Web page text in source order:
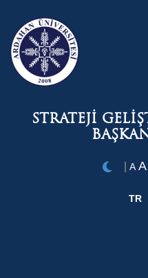
STRATEJİ
A A
TR